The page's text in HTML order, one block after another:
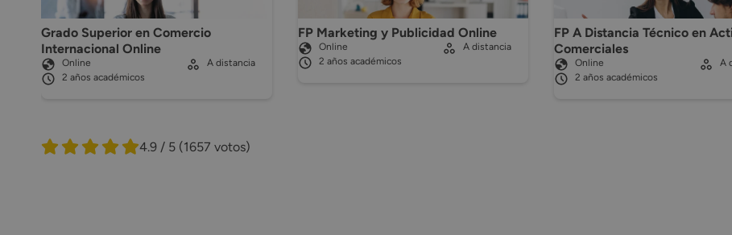
Grado Superior en Comercio
Internacional Online
Online
2 años académicos
A distancia
FP Marketing y Publicidad Online
Online
2 años académicos
A distancia
FP A Distancia Técnico en
Comerciales
Online
2 años académicos
A
4.9 / 5 (1657 votos)